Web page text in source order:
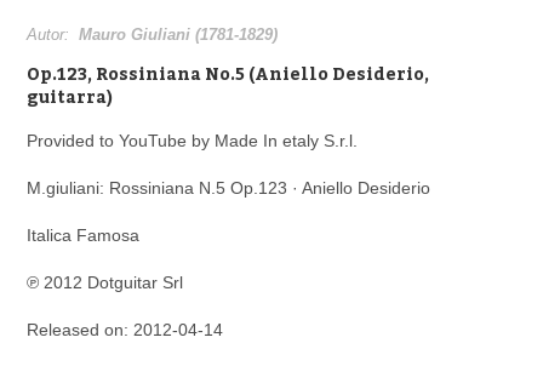
Biblioteca
Autor:Mauro Giuliani (1781-1829)
Op.123, Rossiniana No.5 (Aniello Desiderio,
guitarra)
Provided to YouTube by Made In etaly S.r.l.
M.giuliani: Rossiniana N.5 Op.123 · Aniello Desiderio
Italica Famosa
℗ 2012 Dotguitar Srl
Released on: 2012-04-14